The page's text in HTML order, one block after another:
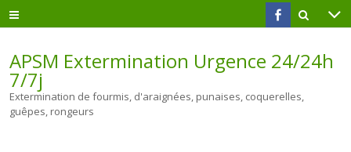
APSM Extermination Urgence 24/24h
7/7j
Extermination de fourmis, d'araignées, punaises, coquerelles,
guêpes, rongeurs